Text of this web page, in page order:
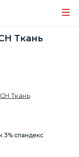
Ткань
3% спандекс